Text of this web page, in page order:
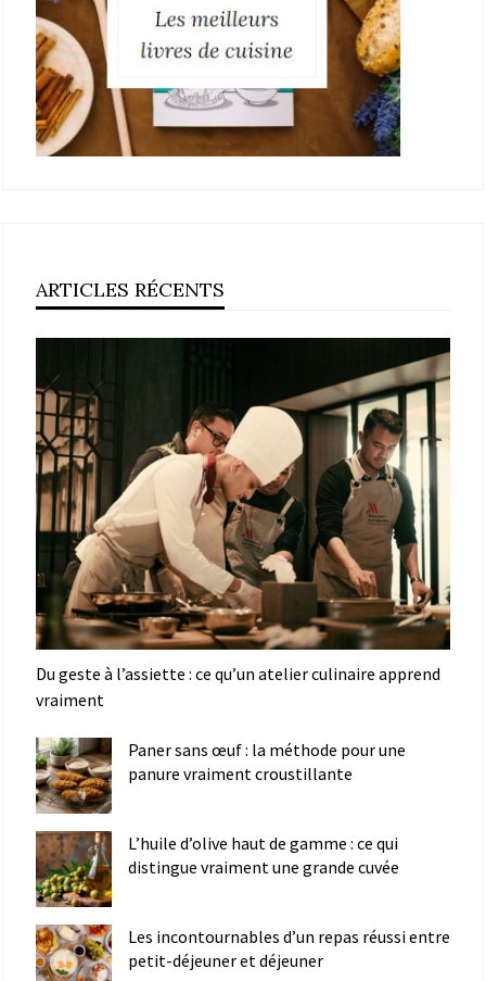
ARTICLES RÉCENTS
Du geste à l’assiette : ce qu’un atelier culinaire apprend
vraiment
Paner sans œuf : la méthode pour une
panure vraiment croustillante
L’huile d’olive haut de gamme : ce qui
distingue vraiment une grande cuvée
Les incontournables d’un repas réussi entre
petit-déjeuner et déjeuner